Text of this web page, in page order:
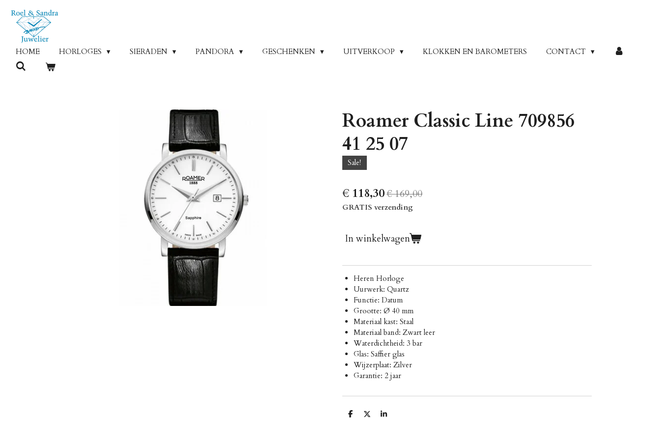
Ga
direct
hoofdinhoud
HOME HORLOGES SIERADEN PANDORA GESCHENKEN UITVERKOOP KLOKKEN EN BAROMETERS CONTACT
Roamer Classic Line 709856
41 25 07
Sale!
€ 118,30€ 169,00
GRATIS verzending
In winkelwagen
Heren Horloge
Uurwerk: Quartz
Functie: Datum
Grootte: Ø 40 mm
Materiaal kast: Staal
Materiaal band: Zwart leer
Waterdichtheid: 3 bar
Glas: Saffier glas
Wijzerplaat: Zilver
Garantie: 2 jaar
D
D
S